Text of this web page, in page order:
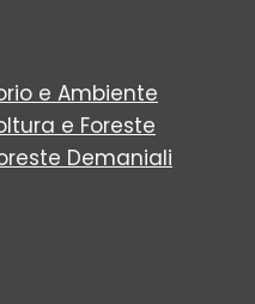
e Ambiente
e Foreste
Demaniali